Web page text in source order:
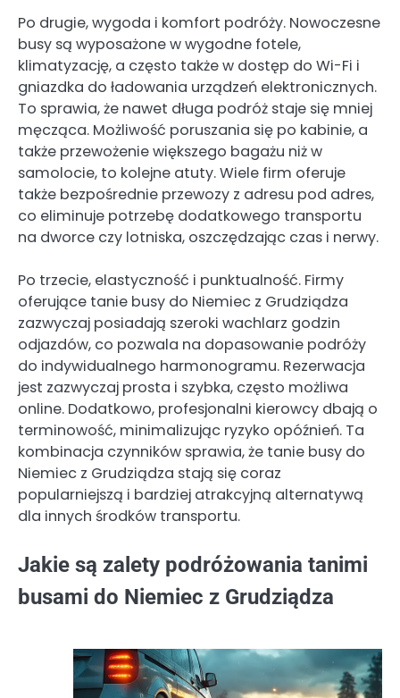
Po drugie, wygoda i komfort podróży. Nowoczesne
busy są wyposażone w wygodne fotele,
klimatyzację, a często także w dostęp do Wi-Fi i
gniazdka do ładowania urządzeń elektronicznych.
To sprawia, że nawet długa podróż staje się mniej
męcząca. Możliwość poruszania się po kabinie, a
także przewożenie większego bagażu niż w
samolocie, to kolejne atuty. Wiele firm oferuje
także bezpośrednie przewozy z adresu pod adres,
co eliminuje potrzebę dodatkowego transportu
na dworce czy lotniska, oszczędzając czas i nerwy.
Po trzecie, elastyczność i punktualność. Firmy
oferujące tanie busy do Niemiec z Grudziądza
zazwyczaj posiadają szeroki wachlarz godzin
odjazdów, co pozwala na dopasowanie podróży
do indywidualnego harmonogramu. Rezerwacja
jest zazwyczaj prosta i szybka, często możliwa
online. Dodatkowo, profesjonalni kierowcy dbają o
terminowość, minimalizując ryzyko opóźnień. Ta
kombinacja czynników sprawia, że tanie busy do
Niemiec z Grudziądza stają się coraz
popularniejszą i bardziej atrakcyjną alternatywą
dla innych środków transportu.
Jakie są zalety podróżowania tanimi
busami do Niemiec z Grudziądza